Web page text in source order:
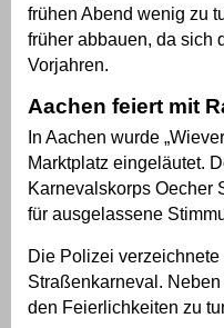
frühen Abend wenig zu
früher abbauen, da sich
Vorjahren.
Aachen feiert mit
In Aachen wurde
Marktplatz eingeläutet.
Karnevalskorps Oecher
für ausgelassene
Die Polizei
Straßenkarneval.
den Feierlichkeiten zu